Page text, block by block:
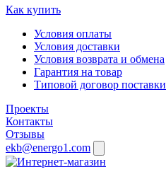
Как купить
Условия оплаты
Условия доставки
Условия возврата и обмена
Гарантия на товар
Типовой договор поставки
Проекты
Контакты
Отзывы
ekb@energo1.com